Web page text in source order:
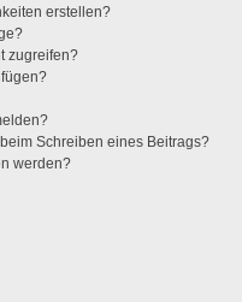
erstellen?
zugreifen?
Schreiben eines Beitrags?
werden?